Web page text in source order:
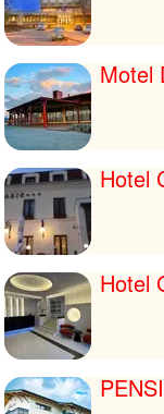
Motel
Hotel
Hotel